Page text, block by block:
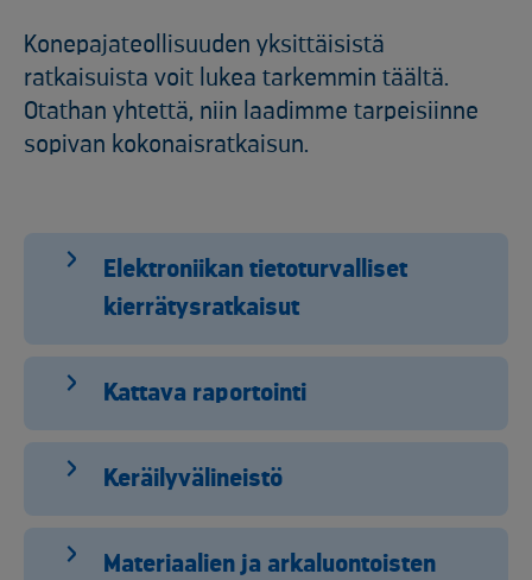
Konepajateollisuuden yksittäisistä
ratkaisuista voit lukea tarkemmin täältä.
Otathan yhtettä, niin laadimme tarpeisiinne
sopivan kokonaisratkaisun.
Elektroniikan tietoturvalliset
kierrätysratkaisut
Kattava raportointi
Keräilyvälineistö
Materiaalien ja arkaluontoisten